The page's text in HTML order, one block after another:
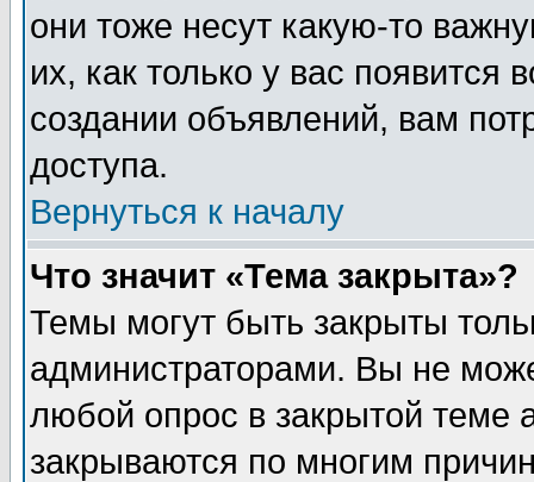
они тоже несут какую-то
их, как только у вас появится
создании объявлений, вам
доступа.
Вернуться к началу
Что значит «Тема закрыта»?
Темы могут быть закрыты
администраторами. Вы не
любой опрос в закрытой теме
закрываются по многим